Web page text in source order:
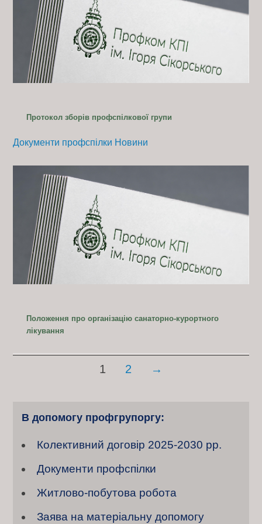
Протокол зборів профспілкової групи
Документи профспілки Новини
Положення про організацію санаторно-курортного
лікування
1 2 →
В допомогу профгрупоргу:
Колективний договiр 2025-2030 рр.
Документи профспілки
Житлово-побутова робота
Заява на матеріальну допомогу